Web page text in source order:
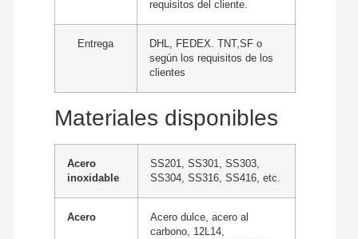
requisitos del cliente.
Entrega
DHL, FEDEX. TNT,SF o
según los requisitos de los
clientes
Materiales disponibles
Acero
inoxidable
SS201, SS301, SS303,
SS304, SS316, SS416, etc.
Acero
Acero dulce, acero al
carbono, 12L14,